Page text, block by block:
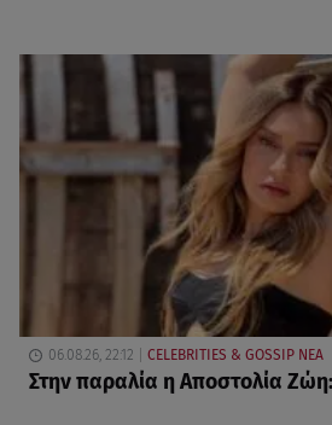
06.08.26, 22:12 CELEBRITIES & GOSSIP ΝΕΑ
Στην παραλία η Αποστολία